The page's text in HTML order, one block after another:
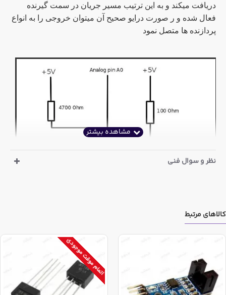
دریافت میکند و به این ترتیب مسیر جریان در سمت گیرنده
فعال شده و ر صورت درایو صحیح آن میتوان خروجی را به انواع
پردازنده ها متصل نمود
ویژگی ها:
ولتاژ: 2 تا 3 ولت
نظر و سوال فنی
کالاهای مرتبط
اتمام موقت موجودی